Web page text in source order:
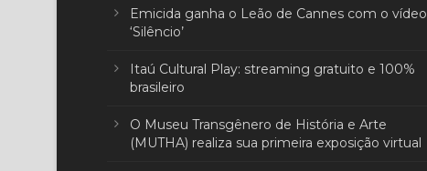
Emicida ganha o Leão de Cannes com o vídeo
‘Silêncio’
Itaú Cultural Play: streaming gratuito e 100%
brasileiro
O Museu Transgênero de História e Arte
(MUTHA) realiza sua primeira exposição virtual